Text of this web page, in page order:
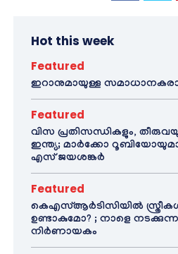
Hot this week
Featured
ഇറാനുമായുള്ള സമാധാനകരാർ
Featured
വിസ പ്രതിസന്ധികളും,
ഇന്ത്യ; മാർക്കോ
എസ് ജയശങ്കർ
Featured
കെഎസ്ആർടിസിയിൽ
ഉണ്ടാകുമോ? ; നാളെ
നിർണായകം